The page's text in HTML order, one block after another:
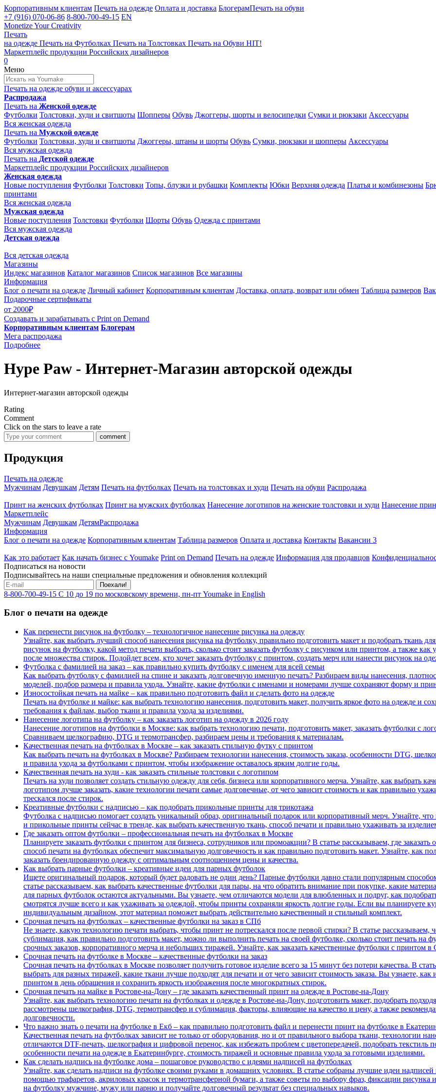
Корпоративным клиентам Печать на одежде Оплата и доставка БлогерамПечать на обуви
+7 (916) 070-06-86 8-800-700-49-15 EN
Monetize Your Creativity
Печать
на одежде Печать на Футболках Печать на Толстовках Печать на Обуви HIT!
Маркетплейс продукции Российских дизайнеров
0
Меню
Печать на одежде обуви и аксессуарах
Распродажа
Печать на Женской одежде
Футболки Толстовки, худи и свитшоты Шопперы Обувь Джоггеры, шорты и велосипедки Сумки и рюкзаки Аксессуары
Вся женская одежда
Печать на Мужской одежде
Футболки Толстовки, худи и свитшоты Джоггеры, штаны и шорты Обувь Сумки, рюкзаки и шопперы Аксессуары
Вся мужская одежда
Печать на Детской одежде
Маркетплейс продукции Российских дизайнеров
Женская одежда
Новые поступления Футболки Толстовки Топы, блузки и рубашки Комплекты Юбки Верхняя одежда Платья и комбинезоны
принтами
Вся женская одежда
Мужская одежда
Новые поступления Толстовки Футболки Шорты Обувь Одежда с принтами
Вся мужская одежда
Детская одежда
Вся детская одежда
Магазины
Индекс магазинов Каталог магазинов Список магазинов Все магазины
Информация
Блог о печати на одежде Личный кабинет Корпоративным клиентам Доставка, оплата, возврат или обмен Таблица размеров
Подарочные сертификаты
от 2000₽
Создавать и зарабатывать с Print on Demand
Корпоративным клиентам Блогерам
Мега распродажа
Подробнее
Hype Paw - Интернет-Магазин авторской одежды
Интернет-магазин авторской одежды
Rating
Comment
Click on the stars to leave a rate
comment
Продукция
Печать на одежде
Мужчинам Девушкам Детям Печать на футболках Печать на толстовках и худи Печать на обуви Распродажа
Принт на женских футболках Принт на мужских футболках Нанесение логотипов на женские толстовки и худи Нанесение
Маркетплейс
Мужчинам Девушкам ДетямРаспродажа
Информация
Блог о печати на одежде Корпоративным клиентам Таблица размеров Оплата и доставка Контакты Вакансии 3
Как это работает Как начать бизнес с Youmake Print on Demand Печать на одежде Информация для продавцов
Подписаться на новости
Подписывайтесь на наши специальные предложения и обновления коллекций
Поехали!
8-800-700-49-15 С 10 до 19 по московскому времени, пн-пт Youmake in English
Блог о печати на одежде
Как перенести рисунок на футболку – технологичное нанесение рисунка на одежду
Узнайте, как выбрать лучший способ нанесения рисунка на футболку, правильно подготовить макет и подобрать ткань
рисунок на футболку, какой метод печати выбрать, сколько стоит заказать футболку с рисунком или принтом, а также
после множества стирок. Подойдет всем, кто хочет заказать футболку с принтом, создать мерч или нанести рисунок на
Футболка с фамилией на заказ – как правильно купить футболку с именем для всей семьи
Как выбрать футболку с фамилией на спине и заказать долговечную именную печать? Разбираем виды нанесения,
моделей, подбор размера и правила ухода. Узнайте, какие футболки с именами и номерами лучше сохраняют форму и
Износостойкая печать на майке – как правильно подготовить файл и сделать фото на одежде
Печать на футболке и майке: как выбрать технологию нанесения, подготовить макет, получить яркое фото на одежде и
требования к файлам, выбор ткани и правила ухода за изделиями.
Нанесение логотипа на футболку – как заказать логотип на одежду в 2026 году
Нанесение логотипов на футболки в Москве: как выбрать технологию печати, подготовить макет, заказать футболки с
Сравниваем шелкографию, DTG и термотрансфер, разбираем цены и требования к материалам.
Качественная печать на футболках в Москве – как заказать стильную футку с принтом
Как выбрать печать на футболках в Москве? Разбираем технологии нанесения, стоимость заказа, особенности DTG,
и правила ухода за футболками с принтом, чтобы изображение оставалось ярким долгие годы.
Качественная печать на худи - как заказать стильные толстовки с логотипом
Печать на худи позволяет создать стильную одежду для себя, бизнеса или корпоративного мерча. Узнайте, как выбрать
логотипом лучше заказать, какие технологии печати самые долговечные, от чего зависит стоимость и как правильно
трескался после стирок.
Креативные футболки с надписью – как подобрать прикольные принты для трикотажа
Футболка с надписью помогает создать уникальный образ, оригинальный подарок или корпоративный мерч. Узнайте,
и прикольные принты сейчас в тренде, как выбрать качественную ткань, способ печати и правильно ухаживать за
Где заказать оптом футболки – профессиональная печать на футболках в Москве
Планируете заказать футболки с принтом для бизнеса, сотрудников или промоакции? В статье рассказываем, где
способ печати на футболках обеспечит максимальную долговечность и как правильно подготовить макет. Узнайте, как
заказать брендированную одежду с оптимальным соотношением цены и качества.
Как выбрать парные футболки – креативные идеи для парных футболок
Ищете оригинальный подарок, который будет радовать не один день? Парные футболки давно стали популярным
статье рассказываем, как выбрать качественные футболки для пары, на что обратить внимание при покупке, какие
для парных футболок остаются актуальными. Вы узнаете, чем отличаются модели для влюбленных и подруг, как
смотрятся лучше всего и как ухаживать за одеждой, чтобы принты сохраняли яркость долгие годы. Если вы планируете
индивидуальным дизайном, этот материал поможет выбрать действительно качественный и стильный комплект.
Срочная печать на футболках – качественные футболки на заказ в СПб
Не знаете, какую технологию печати выбрать, чтобы принт не потрескался после первой стирки? В статье
сублимация, как правильно подготовить макет, можно ли выполнить печать на своей футболке, сколько стоит печать на
срочных заказов, корпоративного мерча и небольших тиражей. Узнайте, как заказать качественные футболки с принтом
Срочная печать на футболке в Москве – качественные футболки на заказ
Срочная печать на футболках в Москве позволяет получить готовое изделие всего за 15 минут без потери качества. В
выбрать для разных тиражей, какие ткани лучше подходят для печати и от чего зависит стоимость заказа. Вы узнаете,
принтом в день обращения и сохранить яркость изображения после многократных стирок.
Срочная печать на майке в Ростове-на-Дону – где заказать качественный принт на одежде в Ростове-на-Дону
Узнайте, как выбрать технологию печати на футболках и одежде в Ростове-на-Дону, подготовить макет, подобрать
рассмотрены шелкография, DTG, термотрансфер и сублимация, факторы, влияющие на качество и цену, а также
долговечности.
Что важно знать о печати на футболке в Екб – как правильно подготовить файл и перенести принт на футболке в
Качественная печать на футболках зависит не только от оборудования, но и от правильного выбора ткани, технологии
отличаются DTF-печать, шелкография и цифровой перенос, как избежать проблем с цветопередачей, подобрать текстиль
особенности печати на одежде в Екатеринбурге, стоимость тиражей и основные правила ухода за готовыми изделиями.
Как сделать надпись на футболке дома – пошаговое руководство с идеями надписей на футболках
Узнайте, как сделать надписи на футболке своими руками в домашних условиях. В статье собраны лучшие идеи
помощью трафаретов, акриловых красок и термотрансферной бумаги, а также советы по выбору фраз, фиксации рисунка
на футболку мужчине, мужу или парню и получайте долговечный результат без специальных навыков.